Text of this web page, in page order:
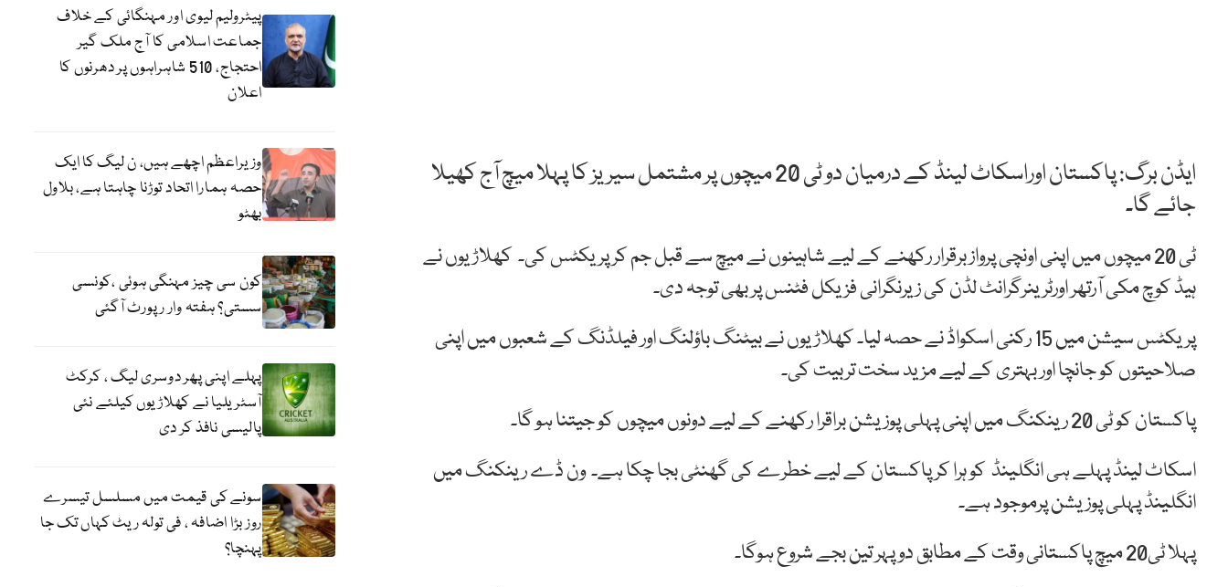
ایڈن برگ: پاکستان اوراسکاٹ لینڈ کے درمیان دو ٹی 20 میچوں پر مشتمل سیریز کا پہلا میچ آج کھیلا
جائے گا۔
ٹی 20 میچوں میں اپنی اونچی پرواز برقرار رکھنے کے لیے شاہینوں نے میچ سے قبل جم کر پریکٹس کی۔ کھلاڑیوں نے
ہیڈ کوچ مکی آرتھر اورٹرینرگرانٹ لڈن کی زیرنگرانی فزیکل فٹنس پر بھی توجہ دی۔
پریکٹس سیشن میں 15 رکنی اسکواڈ نے حصہ لیا۔ کھلاڑیوں نے بیٹنگ باؤلنگ اور فیلڈنگ کے شعبوں میں اپنی
صلاحیتوں کو جانچا اور بہتری کے لیے مزید سخت تربیت کی۔
پاکستان کو ٹی 20 رینکنگ میں اپنی پہلی پوزیشن براقرا رکھنے کے لیے دونوں میچوں کو جیتنا ہو گا۔
اسکاٹ لینڈ پہلے ہی انگلینڈ کو ہرا کر پاکستان کے لیے خطرے کی گھنٹی بجا چکا ہے۔ ون ڈے رینکنگ میں
انگلینڈ پہلی پوزیشن پرموجود ہے۔
پہلا ٹی20 میچ پاکستانی وقت کے مطابق دوپہر تین بجے شروع ہوگا۔
پیٹرولیم لیوی اور مہنگائی کے خلاف
جماعت اسلامی کا آج ملک گیر
احتجاج، 510 شاہراہوں پر دھرنوں کا
اعلان
وزیراعظم اچھے ہیں، ن لیگ کا ایک
حصہ ہمارا اتحاد توڑنا چاہتا ہے، بلاول
بھٹو
کون سی چیز مہنگی ہوئی ،کونسی
سستی؟ ہفتہ وار رپورٹ آگئی
پہلے اپنی پھر دوسری لیگ ، کرکٹ
آسٹریلیا نے کھلاڑیوں کیلئے نئی
پالیسی نافذ کر دی
سونے کی قیمت میں مسلسل تیسرے
روز بڑا اضافہ ، فی تولہ ریٹ کہاں تک جا
پہنچا؟